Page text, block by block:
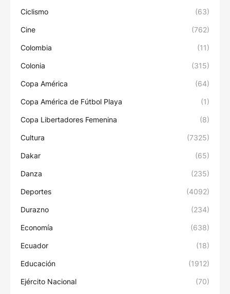
Ciclismo (63)
Cine (762)
Colombia (11)
Colonia (315)
Copa América (64)
Copa América de Fútbol Playa (1)
Copa Libertadores Femenina (8)
Cultura (7325)
Dakar (65)
Danza (235)
Deportes (4092)
Durazno (234)
Economía (638)
Ecuador (18)
Educación (1912)
Ejército Nacional (70)